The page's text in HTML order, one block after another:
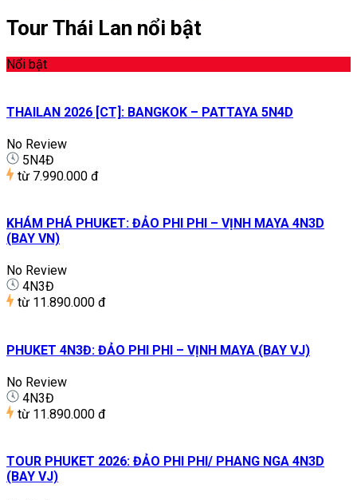
Tour Thái Lan nổi bật
Nổi bật
THAILAN 2026 [CT]: BANGKOK – PATTAYA 5N4D
No Review
5N4Đ
từ 7.990.000 đ
KHÁM PHÁ PHUKET: ĐẢO PHI PHI – VỊNH MAYA 4N3D
(BAY VN)
No Review
4N3Đ
từ 11.890.000 đ
PHUKET 4N3Đ: ĐẢO PHI PHI – VỊNH MAYA (BAY VJ)
No Review
4N3Đ
từ 11.890.000 đ
TOUR PHUKET 2026: ĐẢO PHI PHI/ PHANG NGA 4N3D
(BAY VJ)